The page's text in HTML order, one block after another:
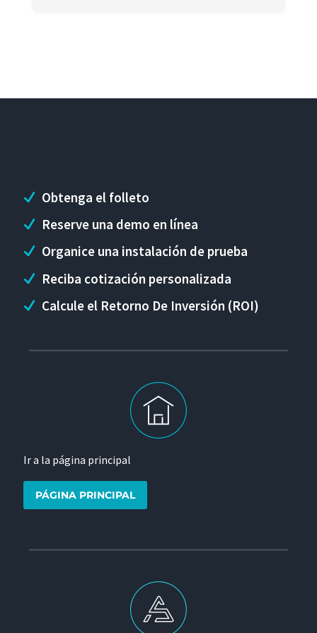
Obtenga el folleto
Reserve una demo en línea
Organice una instalación de prueba
Reciba cotización personalizada
Calcule el Retorno De Inversión (ROI)
Ir a la página principal
PÁGINA PRINCIPAL